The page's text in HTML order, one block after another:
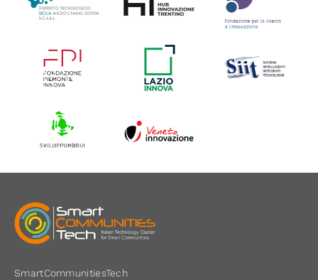
SmartCommunitiesTech